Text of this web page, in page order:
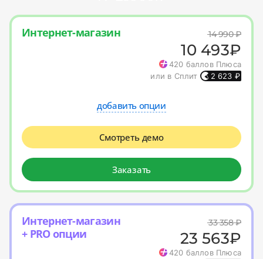
Интернет-магазин 14 990₽
10 493₽
420 баллов Плюса
или в Сплит
2 623 ₽
добавить опции
Смотреть демо
Заказать
Интернет-магазин
+ PRO опции
33 358₽
23 563₽
420 баллов Плюса